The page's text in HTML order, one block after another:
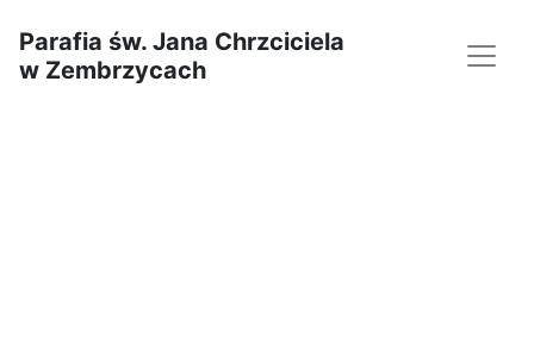
Parafia św. Jana Chrzciciela
w Zembrzycach